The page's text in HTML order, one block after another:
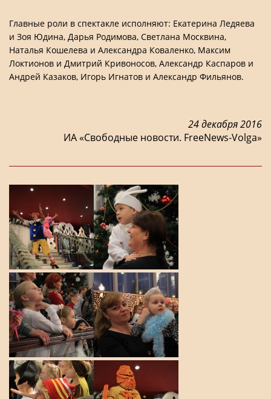
Главные роли в спектакле исполняют: Екатерина Ледяева
и Зоя Юдина, Дарья Родимова, Светлана Москвина,
Наталья Кошелева и Александра Коваленко, Максим
Локтионов и Дмитрий Кривоносов, Александр Каспаров и
Андрей Казаков, Игорь Игнатов и Александр Фильянов.
24 декабря 2016
ИА «Свободные новости. FreeNews-Volga»